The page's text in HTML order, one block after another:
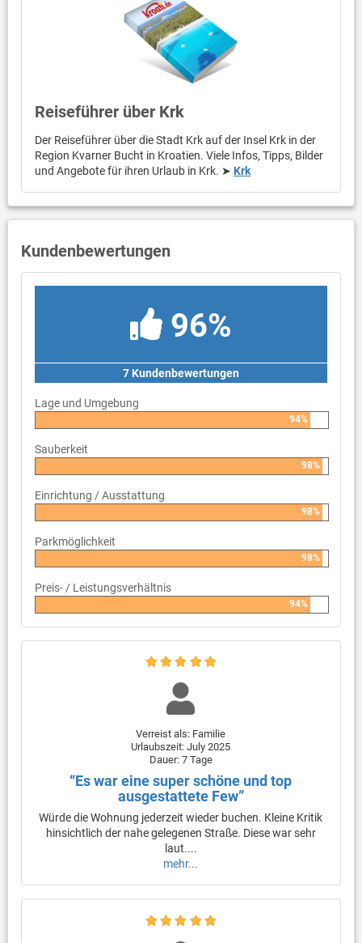
Reiseführer über Krk
Der Reiseführer über die Stadt Krk auf der Insel Krk in der
Region Kvarner Bucht in Kroatien. Viele Infos, Tipps, Bilder
und Angebote für ihren Urlaub in Krk. ➤ Krk
Kundenbewertungen
96%
7 Kundenbewertungen
Lage und Umgebung
94%
Sauberkeit
98%
Einrichtung / Ausstattung
98%
Parkmöglichkeit
98%
Preis- / Leistungsverhältnis
94%
Verreist als: Familie
Urlaubszeit: July 2025
Dauer: 7 Tage
“Es war eine super schöne und top
ausgestattete Few”
Würde die Wohnung jederzeit wieder buchen. Kleine Kritik
hinsichtlich der nahe gelegenen Straße. Diese war sehr
laut....
mehr...